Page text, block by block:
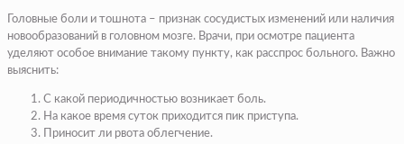
Головные боли и тошнота – признак сосудистых изменений или наличия
новообразований в головном мозге. Врачи, при осмотре пациента
уделяют особое внимание такому пункту, как расспрос больного. Важно
выяснить:
С какой периодичностью возникает боль.
На какое время суток приходится пик приступа.
Приносит ли рвота облегчение.